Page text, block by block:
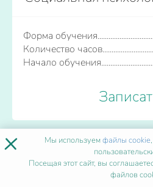
Форма обучения
Количество часов
Начало обучения
Стоматология
× Мы используемфайлы cookie
Посещая этот сайт, вы
файлов